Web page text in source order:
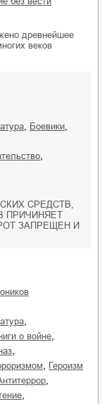
древнейшее
веков
боевики
СРЕДСТВ,
ПРИЧИНЯЕТ
ЗАПРЕЩЕН И
о войне
героизм
антитеррор